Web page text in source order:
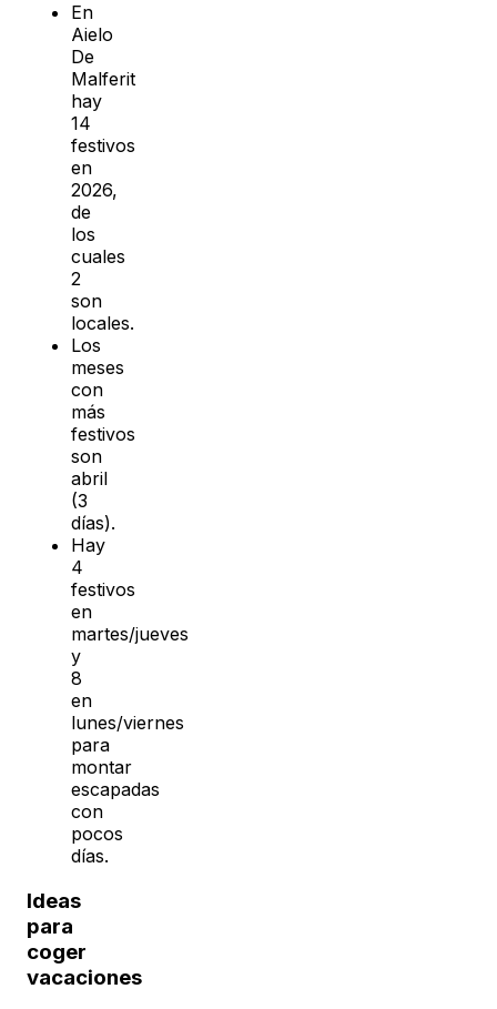
En
Aielo
De
Malferit
hay
14
festivos
en
2026,
de
los
cuales
2
son
locales.
Los
meses
con
más
festivos
son
abril
(3
días).
Hay
4
festivos
en
martes/jueves
y
8
en
lunes/viernes
para
montar
escapadas
con
pocos
días.
Ideas
para
coger
vacaciones